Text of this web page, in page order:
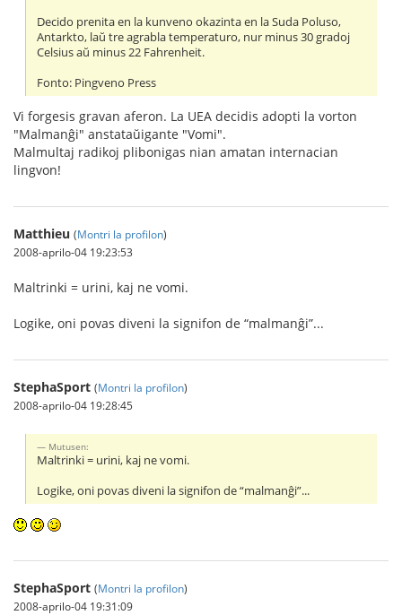
Decido prenita en la kunveno okazinta en la Suda Poluso,
Antarkto, laŭ tre agrabla temperaturo, nur minus 30 gradoj
Celsius aŭ minus 22 Fahrenheit.
Fonto: Pingveno Press
Vi forgesis gravan aferon. La UEA decidis adopti la vorton
"Malmanĝi" anstataŭigante "Vomi".
Malmultaj radikoj plibonigas nian amatan internacian
lingvon!
Matthieu (Montri la profilon)
2008-aprilo-04 19:23:53
Maltrinki = urini, kaj ne vomi.
Logike, oni povas diveni la signifon de “malmanĝi”...
StephaSport (Montri la profilon)
2008-aprilo-04 19:28:45
Mutusen:
Maltrinki = urini, kaj ne vomi.
Logike, oni povas diveni la signifon de “malmanĝi”...
StephaSport (Montri la profilon)
2008-aprilo-04 19:31:09